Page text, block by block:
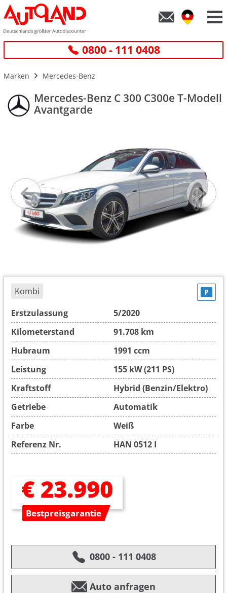
0800 - 111 0408
Marken Mercedes-Benz
Mercedes-Benz C 300 C300e T-Modell
Avantgarde
Kombi P
Erstzulassung
5/2020
Kilometerstand
91.708 km
Hubraum
1991 ccm
Leistung
155 kW (211 PS)
Kraftstoff
Hybrid (Benzin/Elektro)
Getriebe
Automatik
Farbe
Weiß
Referenz Nr.
HAN 0512 I
€ 23.990
Bestpreisgarantie
0800 - 111 0408
Auto anfragen